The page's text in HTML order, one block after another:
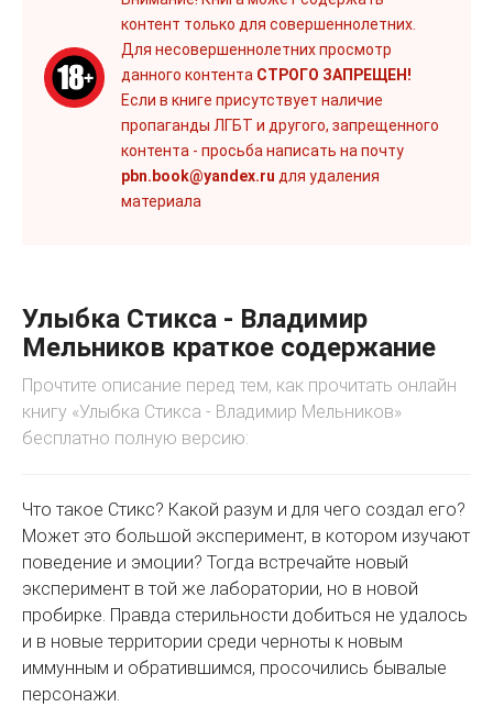
контент только для совершеннолетних.
Для несовершеннолетних просмотр
данного контента СТРОГО ЗАПРЕЩЕН!
Если в книге присутствует наличие
пропаганды ЛГБТ и другого, запрещенного
контента - просьба написать на почту
pbn.book@yandex.ru для удаления
материала
Улыбка Стикса - Владимир
Мельников краткое содержание
Прочтите описание перед тем, как прочитать онлайн
книгу «Улыбка Стикса - Владимир Мельников»
бесплатно полную версию:
Что такое Стикс? Какой разум и для чего создал его?
Может это большой эксперимент, в котором изучают
поведение и эмоции? Тогда встречайте новый
эксперимент в той же лаборатории, но в новой
пробирке. Правда стерильности добиться не удалось
и в новые территории среди черноты к новым
иммунным и обратившимся, просочились бывалые
персонажи.